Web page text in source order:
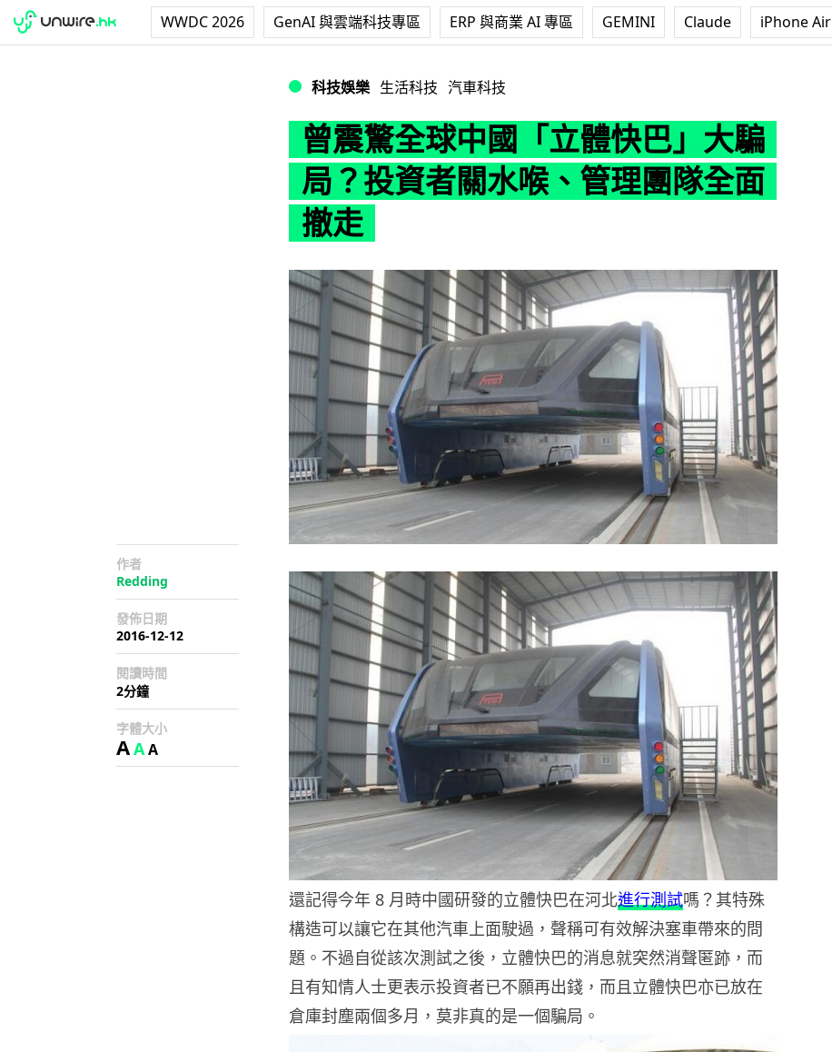
WWDC 2026 GenAI 與雲端科技專區 ERP 與商業 AI 專區 GEMINI Claude iPhone Air
科技娛樂 生活科技 汽車科技
曾震驚全球中國「立體快巴」大騙
局？投資者關水喉、管理團隊全面
撤走
作者
Redding
發佈日期
2016-12-12
閱讀時間
2分鐘
字體大小
AAA
還記得今年 8 月時中國研發的立體快巴在河北進行測試嗎？其特殊
構造可以讓它在其他汽車上面駛過，聲稱可有效解決塞車帶來的問
題。不過自從該次測試之後，立體快巴的消息就突然消聲匿跡，而
且有知情人士更表示投資者已不願再出錢，而且立體快巴亦已放在
倉庫封塵兩個多月，莫非真的是一個騙局。